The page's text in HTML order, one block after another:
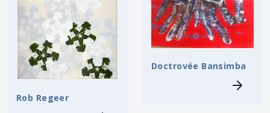
Rob Regeer
Doctrovée Bansimba